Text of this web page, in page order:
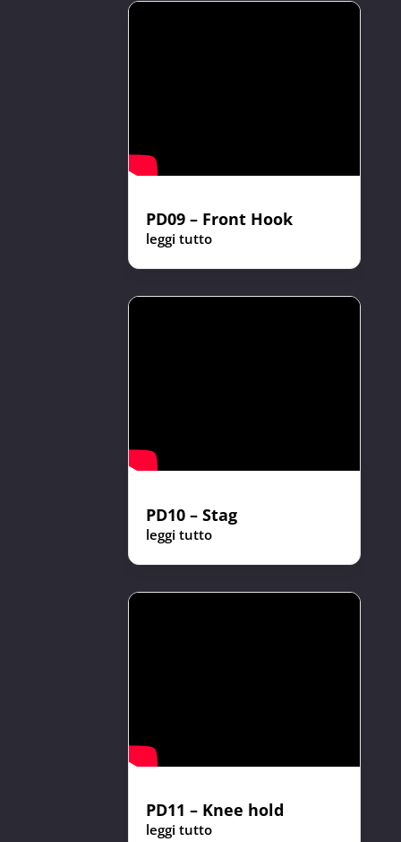
PD09 – Front Hook
leggi tutto
PD10 – Stag
leggi tutto
PD11 – Knee hold
leggi tutto